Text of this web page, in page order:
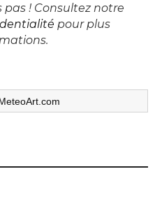
! Consultez notre
pour plus